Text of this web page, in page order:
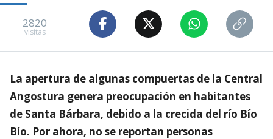
2820
visitas
La apertura de algunas compuertas de la Central
Angostura genera preocupación en habitantes
de Santa Bárbara, debido a la crecida del río Bío
Bío. Por ahora, no se reportan personas